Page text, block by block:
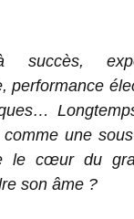
à succès,
performance
une
le cœur du
son âme ?